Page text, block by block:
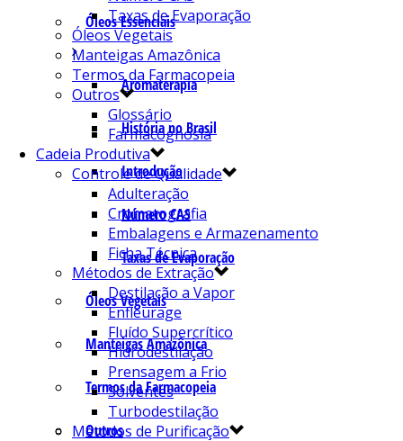
Óleos Essenciais
Aromaterapia
História no Brasil
Introdução
Número CAS
Taxas de Evaporação
Óleos Vegetais
Manteigas Amazônica
Termos da Farmacopeia
Outros
Taxas de Evaporação
Óleos Vegetais
Manteigas Amazônica
Termos da Farmacopeia
Outros
Glossário
Farmacognosia
Cadeia Produtiva
Controle de Qualidade
Adulteração
Cromatografia
Embalagens e Armazenamento
Ficha Técnica
Métodos de Extração
Destilação a Vapor
Enfleurage
Fluído Supercrítico
Hidrodestilação
Prensagem a Frio
Solventes
Turbodestilação
Métodos de Purificação